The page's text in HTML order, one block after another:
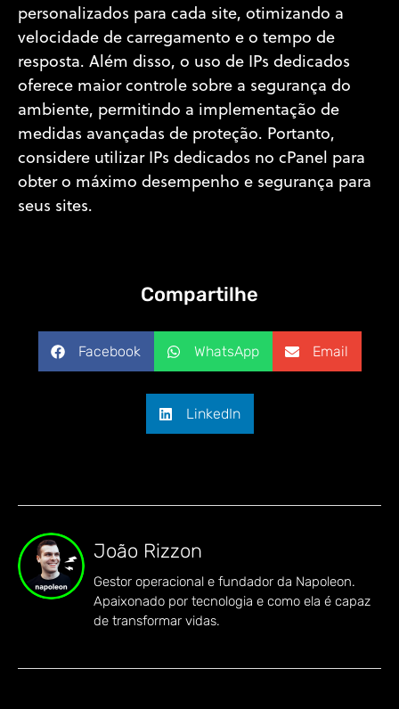
personalizados para cada site, otimizando a
velocidade de carregamento e o tempo de
resposta. Além disso, o uso de IPs dedicados
oferece maior controle sobre a segurança do
ambiente, permitindo a implementação de
medidas avançadas de proteção. Portanto,
considere utilizar IPs dedicados no cPanel para
obter o máximo desempenho e segurança para
seus sites.
Compartilhe
Facebook WhatsApp Email
LinkedIn
João Rizzon
Gestor operacional e fundador da Napoleon.
Apaixonado por tecnologia e como ela é capaz
de transformar vidas.